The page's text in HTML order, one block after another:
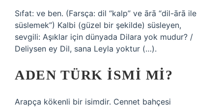
Sıfat: ve ben. (Farsça: dil “kalp” ve ārā “dil-ārā ile
süslemek”) Kalbi (güzel bir şekilde) süsleyen,
sevgili: Aşıklar için dünyada Dilara yok mudur? /
Deliysen ey Dil, sana Leyla yoktur (…).
ADEN TÜRK ISMI MI?
Arapça kökenli bir isimdir. Cennet bahçesi